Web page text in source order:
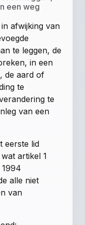
een weg
afwijking van
te leggen, de
in een
de aard of
te
te
van een
eerste lid
artikel 1
alle niet
van